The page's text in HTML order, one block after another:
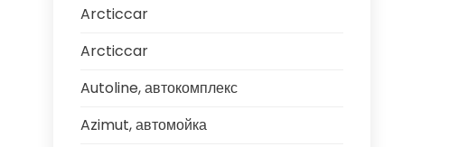
Arcticcar
Arcticcar
Autoline, автокомплекс
Azimut, автомойка